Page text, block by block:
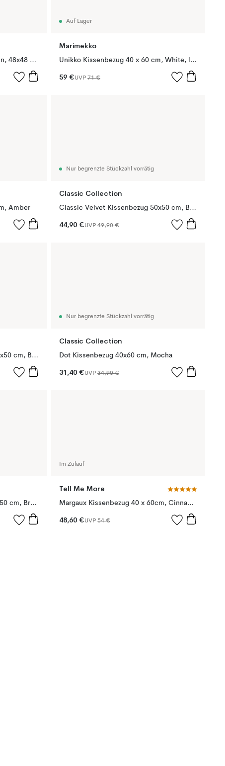
Ohoy Kissenbezug, Natur-Braun, 48x48 cm
Auf Lager
Marimekko
Unikko Kissenbezug 40 x 60 cm, White, light brown
59 €UVP 71 €
Amber
Nur begrenzte Stückzahl vorrätig
Classic Collection
Classic Velvet Kissenbezug 50x50 cm, Brown
44,90 €UVP 49,90 €
Classic Velvet Kissenbezug 50x50 cm, Brown
Nur begrenzte Stückzahl vorrätig
Classic Collection
Dot Kissenbezug 40x60 cm, Mocha
31,40 €UVP 34,90 €
Ikat Diamond Kissenbezug 50x50 cm, Brown
Im Zulauf
Tell Me More
Margaux Kissenbezug 40 x 60cm, Cinnamon
48,60 €UVP 54 €